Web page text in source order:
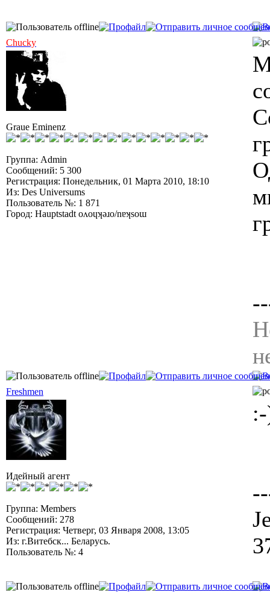
Chucky
Graue Eminenz
Группа: Admin
Сообщений: 5 300
Регистрация: Понедельник, 01 Марта 2010, 18:10
Из: Des Universums
Пользователь №: 1 871
Город: Hauptstadt oʌoɥʞǝɹo/nɐʞsoɯ
Freshmen
Идейный агент
Группа: Members
Сообщений: 278
Регистрация: Четверг, 03 Января 2008, 13:05
Из: г.Витебск... Беларусь.
Пользователь №: 4